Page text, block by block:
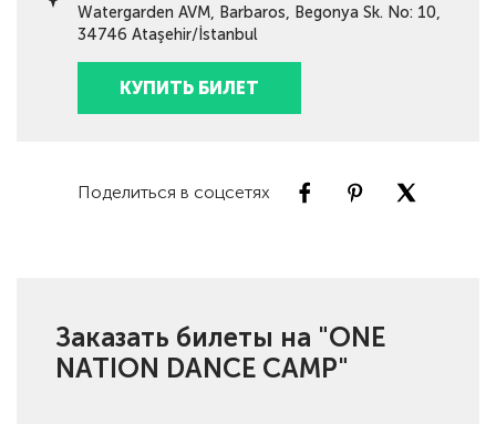
Watergarden AVM, Barbaros, Begonya Sk. No: 10,
34746 Ataşehir/İstanbul
КУПИТЬ БИЛЕТ
Поделиться в соцсетях
Заказать билеты на "ONE
NATION DANCE CAMP"